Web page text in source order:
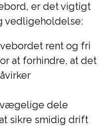
er det vigtigt
vedligeholdelse:
rent og fri
at forhindre, at det
dele
sikre smidig drift